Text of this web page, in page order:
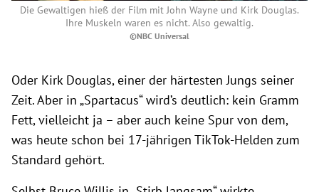
Die Gewaltigen hieß der Film mit John Wayne und Kirk Douglas.
Ihre Muskeln waren es nicht. Also gewaltig.
©NBC Universal
Oder Kirk Douglas, einer der härtesten Jungs seiner
Zeit. Aber in „Spartacus“ wird’s deutlich: kein Gramm
Fett, vielleicht ja – aber auch keine Spur von dem,
was heute schon bei 17-jährigen TikTok-Helden zum
Standard gehört.